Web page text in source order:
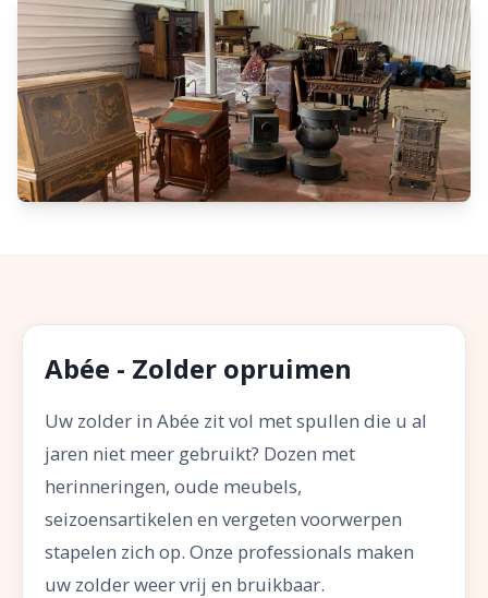
Abée - Zolder opruimen
Uw zolder in Abée zit vol met spullen die u al
jaren niet meer gebruikt? Dozen met
herinneringen, oude meubels,
seizoensartikelen en vergeten voorwerpen
stapelen zich op. Onze professionals maken
uw zolder weer vrij en bruikbaar.